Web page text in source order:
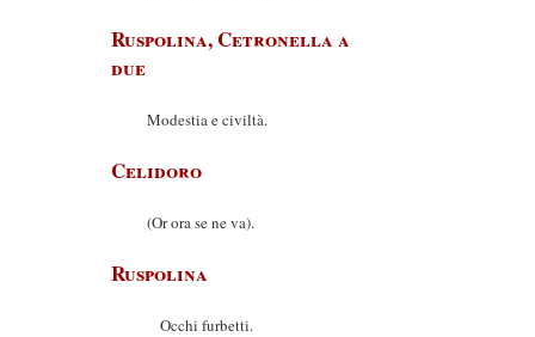
Ruspolina, Cetronella a
due
Modestia e civiltà.
Celidoro
(Or ora se ne va).
Ruspolina
Occhi furbetti.